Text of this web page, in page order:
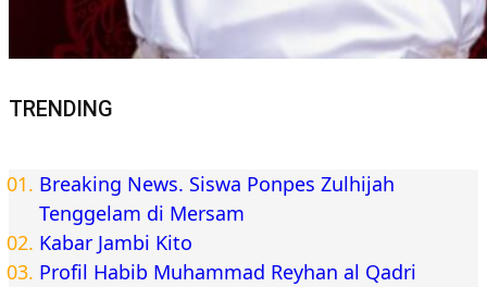
TRENDING
Breaking News. Siswa Ponpes Zulhijah
Tenggelam di Mersam
Kabar Jambi Kito
Profil Habib Muhammad Reyhan al Qadri